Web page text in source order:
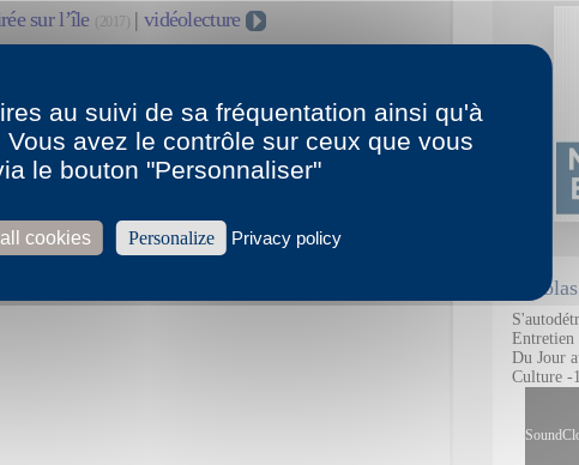
sur l’île (2017) | vidéolecture
| vidéolecture
Entretien
Du Jour
Culture -
au suivi de sa fréquentation ainsi qu'à
avez le contrôle sur ceux que vous
le bouton "Personnaliser"
cookies Personalize Privacy policy